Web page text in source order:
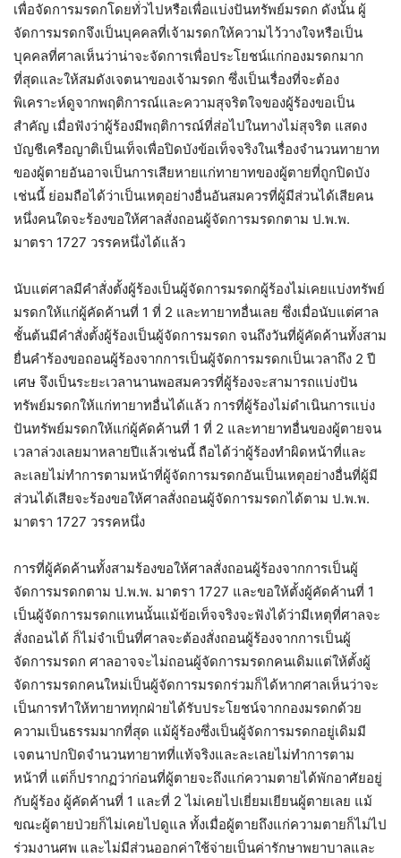
เพื่อจัดการมรดกโดยทั่วไปหรือเพื่อแบ่งปันทรัพย์มรดก ดังนั้น ผู้
จัดการมรดกจึงเป็นบุคคลที่เจ้ามรดกให้ความไว้วางใจหรือเป็น
บุคคลที่ศาลเห็นว่าน่าจะจัดการเพื่อประโยชน์แก่กองมรดกมาก
ที่สุดและให้สมดังเจตนาของเจ้ามรดก ซึ่งเป็นเรื่องที่จะต้อง
พิเคราะห์ดูจากพฤติการณ์และความสุจริตใจของผู้ร้องขอเป็น
สำคัญ เมื่อฟังว่าผู้ร้องมีพฤติการณ์ที่ส่อไปในทางไม่สุจริต แสดง
บัญชีเครือญาติเป็นเท็จเพื่อปิดบังข้อเท็จจริงในเรื่องจำนวนทายาท
ของผู้ตายอันอาจเป็นการเสียหายแก่ทายาทของผู้ตายที่ถูกปิดบัง
เช่นนี้ ย่อมถือได้ว่าเป็นเหตุอย่างอื่นอันสมควรที่ผู้มีส่วนได้เสียคน
หนึ่งคนใดจะร้องขอให้ศาลสั่งถอนผู้จัดการมรดกตาม ป.พ.พ.
มาตรา 1727 วรรคหนึ่งได้แล้ว
นับแต่ศาลมีคำสั่งตั้งผู้ร้องเป็นผู้จัดการมรดกผู้ร้องไม่เคยแบ่งทรัพย์
มรดกให้แก่ผู้คัดค้านที่ 1 ที่ 2 และทายาทอื่นเลย ซึ่งเมื่อนับแต่ศาล
ชั้นต้นมีคำสั่งตั้งผู้ร้องเป็นผู้จัดการมรดก จนถึงวันที่ผู้คัดค้านทั้งสาม
ยื่นคำร้องขอถอนผู้ร้องจากการเป็นผู้จัดการมรดกเป็นเวลาถึง 2 ปี
เศษ จึงเป็นระยะเวลานานพอสมควรที่ผู้ร้องจะสามารถแบ่งปัน
ทรัพย์มรดกให้แก่ทายาทอื่นได้แล้ว การที่ผู้ร้องไม่ดำเนินการแบ่ง
ปันทรัพย์มรดกให้แก่ผู้คัดค้านที่ 1 ที่ 2 และทายาทอื่นของผู้ตายจน
เวลาล่วงเลยมาหลายปีแล้วเช่นนี้ ถือได้ว่าผู้ร้องทำผิดหน้าที่และ
ละเลยไม่ทำการตามหน้าที่ผู้จัดการมรดกอันเป็นเหตุอย่างอื่นที่ผู้มี
ส่วนได้เสียจะร้องขอให้ศาลสั่งถอนผู้จัดการมรดกได้ตาม ป.พ.พ.
มาตรา 1727 วรรคหนึ่ง
การที่ผู้คัดค้านทั้งสามร้องขอให้ศาลสั่งถอนผู้ร้องจากการเป็นผู้
จัดการมรดกตาม ป.พ.พ. มาตรา 1727 และขอให้ตั้งผู้คัดค้านที่ 1
เป็นผู้จัดการมรดกแทนนั้นแม้ข้อเท็จจริงจะฟังได้ว่ามีเหตุที่ศาลจะ
สั่งถอนได้ ก็ไม่จำเป็นที่ศาลจะต้องสั่งถอนผู้ร้องจากการเป็นผู้
จัดการมรดก ศาลอาจจะไม่ถอนผู้จัดการมรดกคนเดิมแต่ให้ตั้งผู้
จัดการมรดกคนใหม่เป็นผู้จัดการมรดกร่วมก็ได้หากศาลเห็นว่าจะ
เป็นการทำให้ทายาททุกฝ่ายได้รับประโยชน์จากกองมรดกด้วย
ความเป็นธรรมมากที่สุด แม้ผู้ร้องซึ่งเป็นผู้จัดการมรดกอยู่เดิมมี
เจตนาปกปิดจำนวนทายาทที่แท้จริงและละเลยไม่ทำการตาม
หน้าที่ แต่ก็ปรากฏว่าก่อนที่ผู้ตายจะถึงแก่ความตายได้พักอาศัยอยู่
กับผู้ร้อง ผู้คัดค้านที่ 1 และที่ 2 ไม่เคยไปเยี่ยมเยียนผู้ตายเลย แม้
ขณะผู้ตายป่วยก็ไม่เคยไปดูแล ทั้งเมื่อผู้ตายถึงแก่ความตายก็ไม่ไป
ร่วมงานศพ และไม่มีส่วนออกค่าใช้จ่ายเป็นค่ารักษาพยาบาลและ